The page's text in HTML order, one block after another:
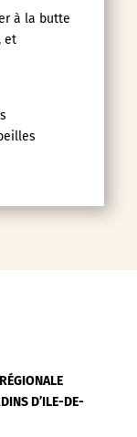
à la butte
et
D’ILE-DE-